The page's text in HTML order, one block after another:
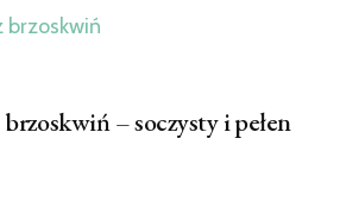
– soczysty i pełen